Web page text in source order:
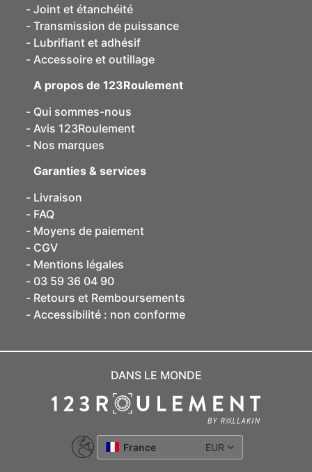
Joint et étanchéité
Transmission de puissance
Lubrifiant et adhésif
Accessoire et outillage
A propos de 123Roulement
Qui sommes-nous
Avis 123Roulement
Nos marques
Garanties & services
Livraison
FAQ
Moyens de paiement
CGV
Mentions légales
03 59 36 04 90
Retours et Remboursements
Accessibilité : non conforme
DANS LE MONDE
France EUR